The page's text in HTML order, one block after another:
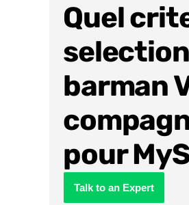
Quel
barman
pour
Talk to an Expert